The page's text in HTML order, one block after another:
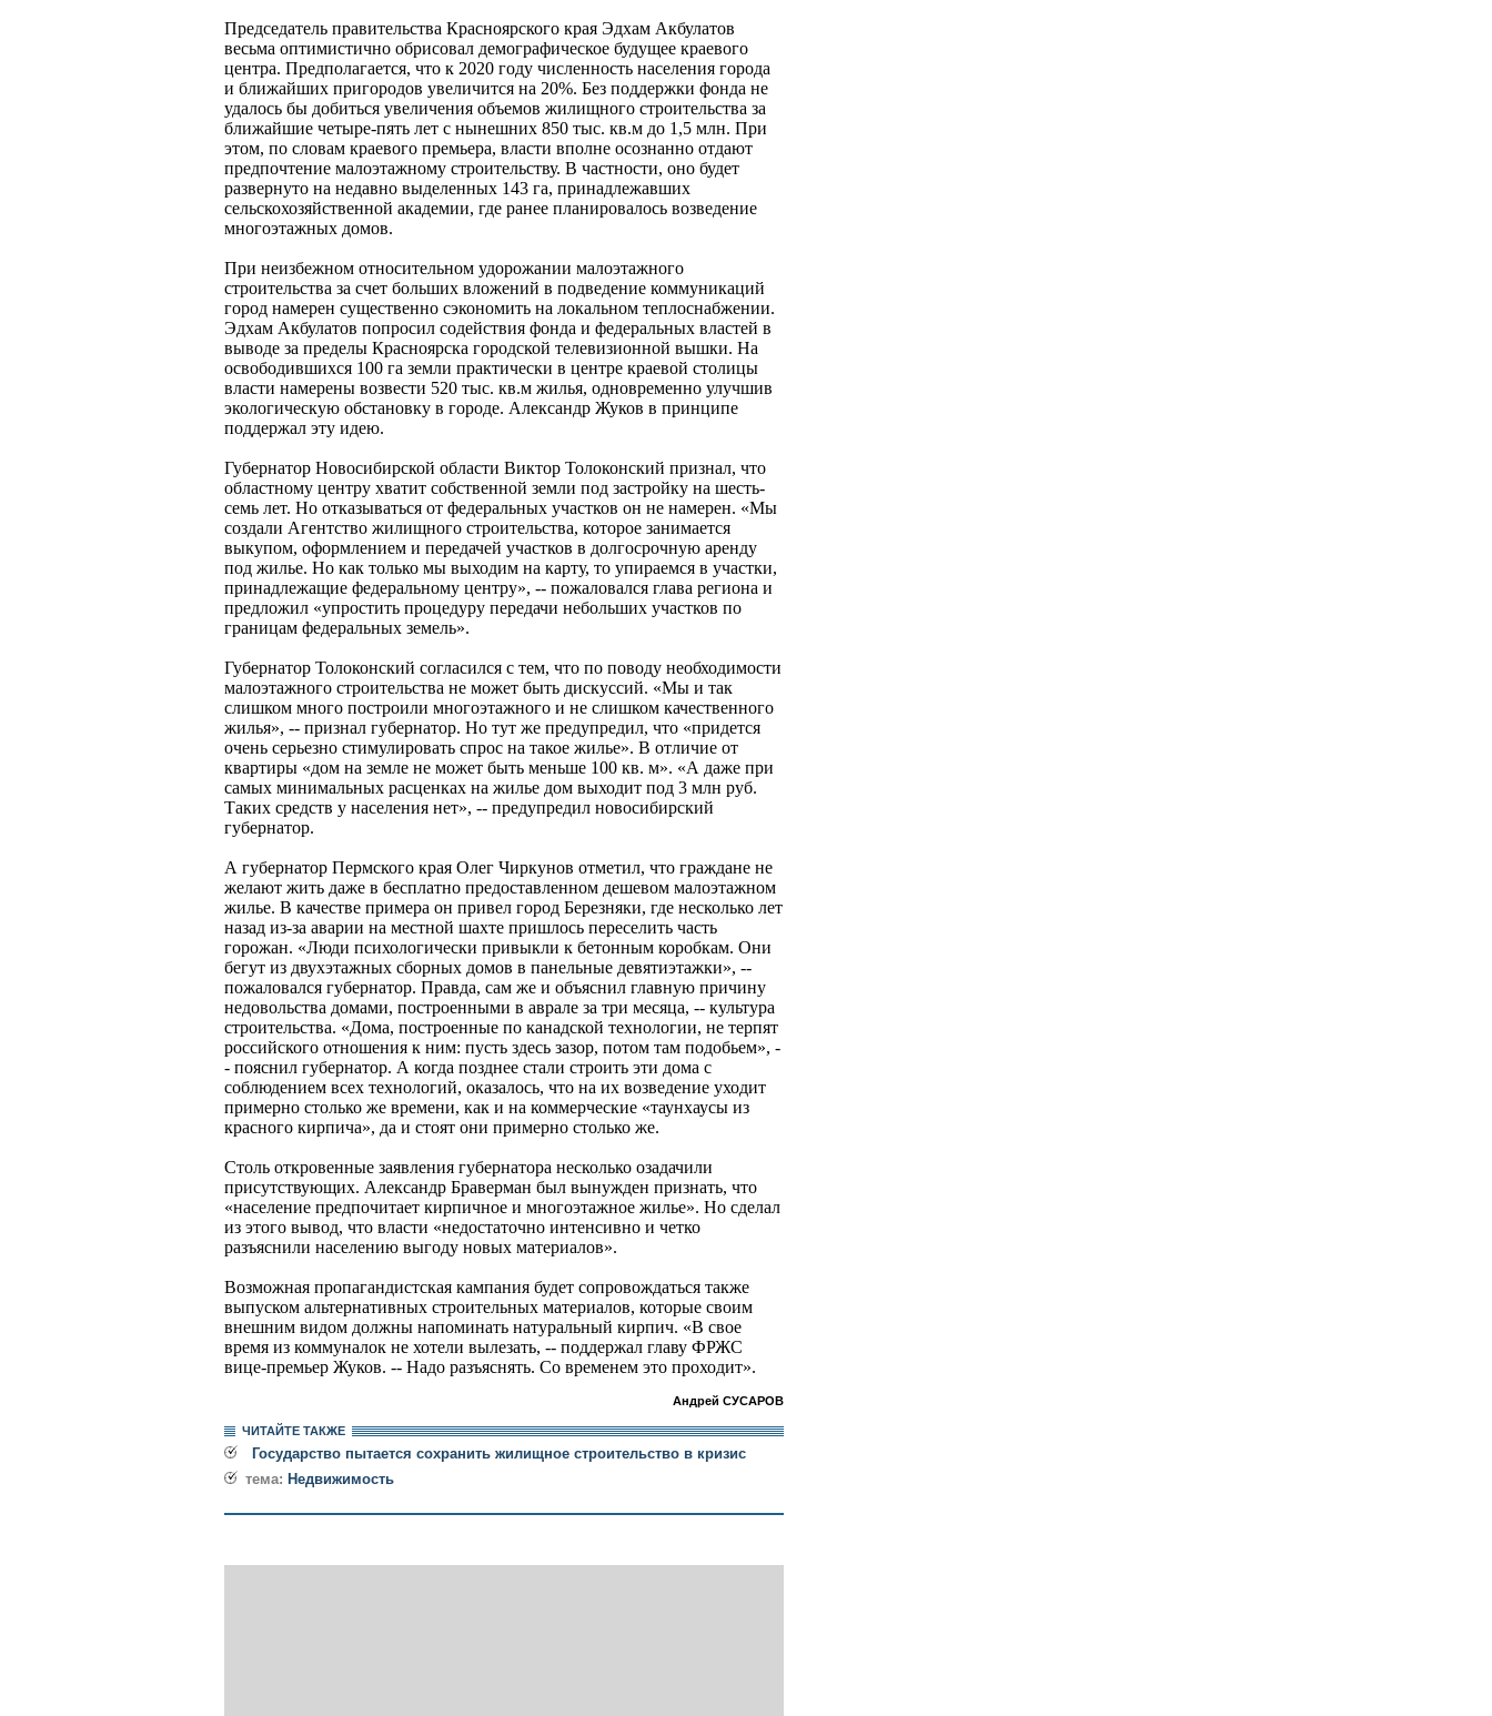
Председатель правительства Красноярского края Эдхам Акбулатов
весьма оптимистично обрисовал демографическое будущее краевого
центра. Предполагается, что к 2020 году численность населения города
и ближайших пригородов увеличится на 20%. Без поддержки фонда не
удалось бы добиться увеличения объемов жилищного строительства за
ближайшие четыре-пять лет с нынешних 850 тыс. кв.м до 1,5 млн. При
этом, по словам краевого премьера, власти вполне осознанно отдают
предпочтение малоэтажному строительству. В частности, оно будет
развернуто на недавно выделенных 143 га, принадлежавших
сельскохозяйственной академии, где ранее планировалось возведение
многоэтажных домов.
При неизбежном относительном удорожании малоэтажного
строительства за счет больших вложений в подведение коммуникаций
город намерен существенно сэкономить на локальном теплоснабжении.
Эдхам Акбулатов попросил содействия фонда и федеральных властей в
выводе за пределы Красноярска городской телевизионной вышки. На
освободившихся 100 га земли практически в центре краевой столицы
власти намерены возвести 520 тыс. кв.м жилья, одновременно улучшив
экологическую обстановку в городе. Александр Жуков в принципе
поддержал эту идею.
Губернатор Новосибирской области Виктор Толоконский признал, что
областному центру хватит собственной земли под застройку на шесть-
семь лет. Но отказываться от федеральных участков он не намерен. «Мы
создали Агентство жилищного строительства, которое занимается
выкупом, оформлением и передачей участков в долгосрочную аренду
под жилье. Но как только мы выходим на карту, то упираемся в участки,
принадлежащие федеральному центру», -- пожаловался глава региона и
предложил «упростить процедуру передачи небольших участков по
границам федеральных земель».
Губернатор Толоконский согласился с тем, что по поводу необходимости
малоэтажного строительства не может быть дискуссий. «Мы и так
слишком много построили многоэтажного и не слишком качественного
жилья», -- признал губернатор. Но тут же предупредил, что «придется
очень серьезно стимулировать спрос на такое жилье». В отличие от
квартиры «дом на земле не может быть меньше 100 кв. м». «А даже при
самых минимальных расценках на жилье дом выходит под 3 млн руб.
Таких средств у населения нет», -- предупредил новосибирский
губернатор.
А губернатор Пермского края Олег Чиркунов отметил, что граждане не
желают жить даже в бесплатно предоставленном дешевом малоэтажном
жилье. В качестве примера он привел город Березняки, где несколько лет
назад из-за аварии на местной шахте пришлось переселить часть
горожан. «Люди психологически привыкли к бетонным коробкам. Они
бегут из двухэтажных сборных домов в панельные девятиэтажки», --
пожаловался губернатор. Правда, сам же и объяснил главную причину
недовольства домами, построенными в аврале за три месяца, -- культура
строительства. «Дома, построенные по канадской технологии, не терпят
российского отношения к ним: пусть здесь зазор, потом там подобьем», -
- пояснил губернатор. А когда позднее стали строить эти дома с
соблюдением всех технологий, оказалось, что на их возведение уходит
примерно столько же времени, как и на коммерческие «таунхаусы из
красного кирпича», да и стоят они примерно столько же.
Столь откровенные заявления губернатора несколько озадачили
присутствующих. Александр Браверман был вынужден признать, что
«население предпочитает кирпичное и многоэтажное жилье». Но сделал
из этого вывод, что власти «недостаточно интенсивно и четко
разъяснили населению выгоду новых материалов».
Возможная пропагандистская кампания будет сопровождаться также
выпуском альтернативных строительных материалов, которые своим
внешним видом должны напоминать натуральный кирпич. «В свое
время из коммуналок не хотели вылезать, -- поддержал главу ФРЖС
вице-премьер Жуков. -- Надо разъяснять. Со временем это проходит».
Андрей СУСАРОВ
ЧИТАЙТЕ ТАКЖЕ
Государство пытается сохранить жилищное строительство в кризис
тема: Недвижимость